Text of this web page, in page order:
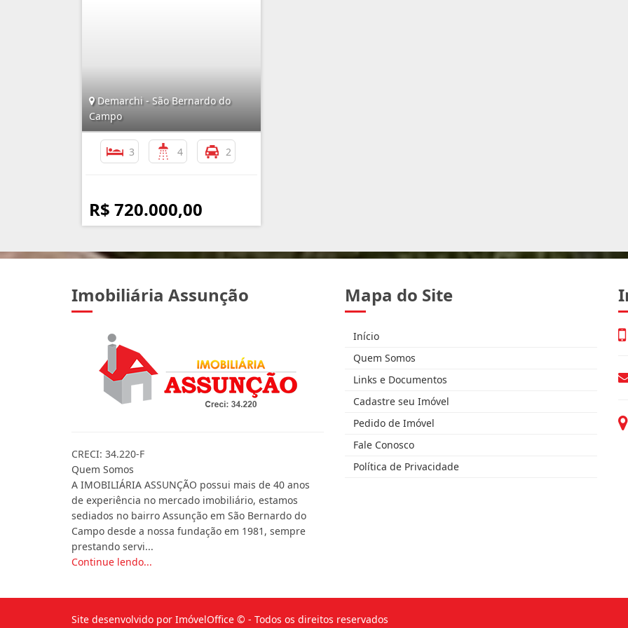
Demarchi - São Bernardo do
Campo
3 4 2
R$ 720.000,00
Imobiliária Assunção
CRECI: 34.220-F
Quem Somos
A IMOBILIÁRIA ASSUNÇÃO possui mais de 40 anos
de experiência no mercado imobiliário, estamos
sediados no bairro Assunção em São Bernardo do
Campo desde a nossa fundação em 1981, sempre
prestando servi...
Continue lendo...
Mapa do Site
Início
Quem Somos
Links e Documentos
Cadastre seu Imóvel
Pedido de Imóvel
Fale Conosco
Política de Privacidade
Site desenvolvido por ImóvelOffice © - Todos os direitos reservados